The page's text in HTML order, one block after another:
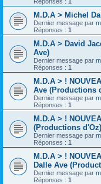
M.D.A > Michel
Dernier message par
Réponses : 1
M.D.A > David
Ave)
Dernier message par
Réponses : 1
M.D.A > !
Ave (Productions
Dernier message par
Réponses : 1
M.D.A > !
(Productions d'Oz)
Dernier message par
Réponses : 1
M.D.A > !
Dalle Ave
Dernier message par
Réponses : 1